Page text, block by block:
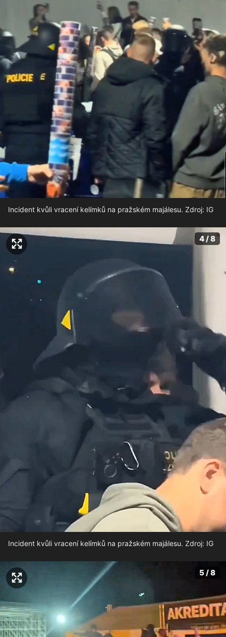
Incident kvůli vracení kelímků na pražském majálesu. Zdroj: IG
4 / 8
Incident kvůli vracení kelímků na pražském majálesu. Zdroj: IG
5 / 8